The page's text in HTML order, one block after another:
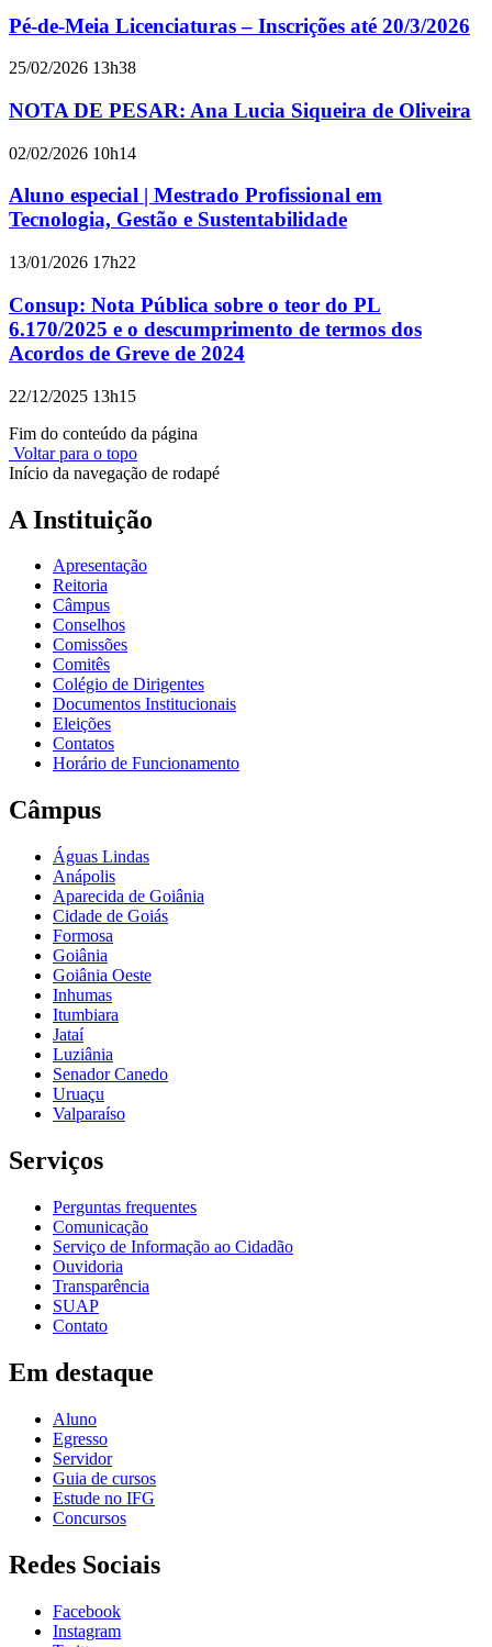
Pé-de-Meia Licenciaturas – Inscrições até 20/3/2026
25/02/2026 13h38
NOTA DE PESAR: Ana Lucia Siqueira de Oliveira
02/02/2026 10h14
Aluno especial | Mestrado Profissional em
Tecnologia, Gestão e Sustentabilidade
13/01/2026 17h22
Consup: Nota Pública sobre o teor do PL
6.170/2025 e o descumprimento de termos dos
Acordos de Greve de 2024
22/12/2025 13h15
Fim do conteúdo da página
Voltar para o topo
Início da navegação de rodapé
A Instituição
Apresentação
Reitoria
Câmpus
Conselhos
Comissões
Comitês
Colégio de Dirigentes
Documentos Institucionais
Eleições
Contatos
Horário de Funcionamento
Câmpus
Águas Lindas
Anápolis
Aparecida de Goiânia
Cidade de Goiás
Formosa
Goiânia
Goiânia Oeste
Inhumas
Itumbiara
Jataí
Luziânia
Senador Canedo
Uruaçu
Valparaíso
Serviços
Perguntas frequentes
Comunicação
Serviço de Informação ao Cidadão
Ouvidoria
Transparência
SUAP
Contato
Em destaque
Aluno
Egresso
Servidor
Guia de cursos
Estude no IFG
Concursos
Redes Sociais
Facebook
Instagram